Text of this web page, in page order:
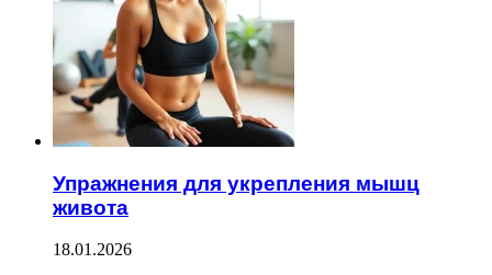
Упражнения для укрепления мышц
живота
18.01.2026